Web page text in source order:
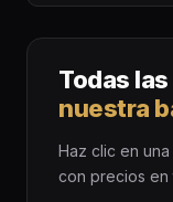
Todas
nuestra
Haz clic en
con precios en